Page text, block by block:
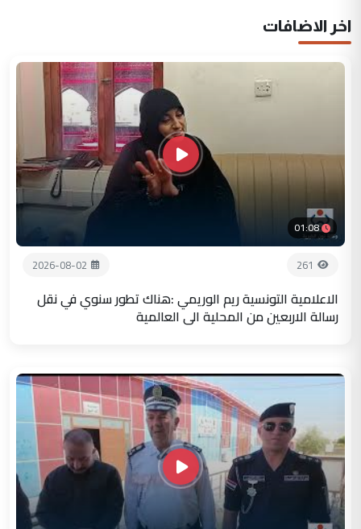
اخر الاضافات
01:08
261
2026-08-02
الاعلامية التونسية ريم الوريمي :هناك تطور سنوي في نقل
رسالة الاربعين من المحلية الى العالمية